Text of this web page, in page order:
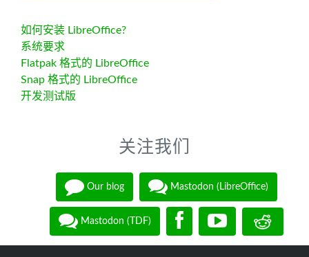
如何安装 LibreOffice?
系统要求
Flatpak 格式的 LibreOffice
Snap 格式的 LibreOffice
开发测试版
关注我们
Our blog Mastodon (LibreOffice)
Mastodon (TDF)